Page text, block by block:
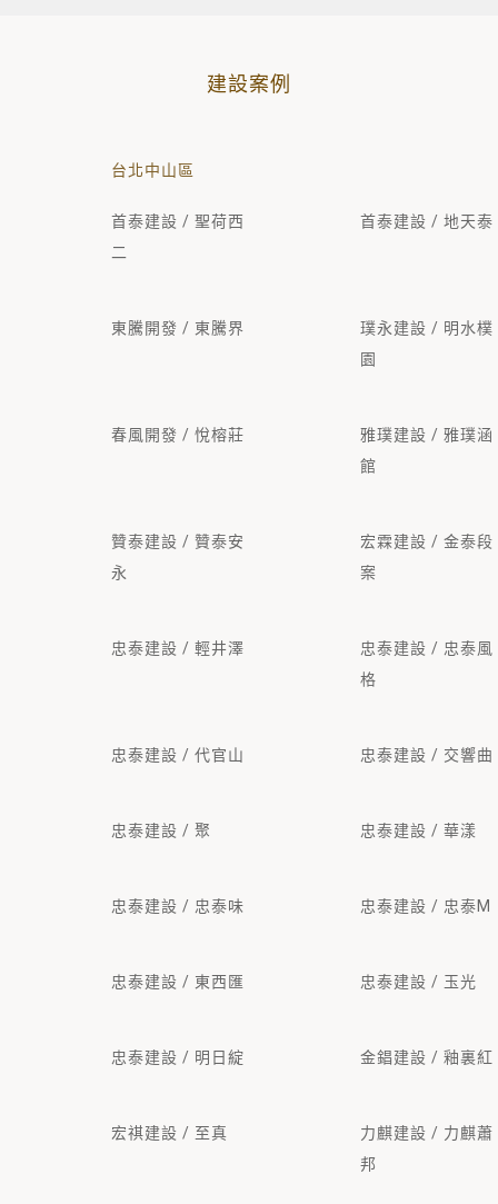
建設案例
台北中山區
首泰建設 / 聖荷西
二
首泰建設 / 地天泰
東騰開發 / 東騰界
璞永建設 / 明水樸
園
春風開發 / 悅榕莊
雅璞建設 / 雅璞涵
館
贊泰建設 / 贊泰安
永
宏霖建設 / 金泰段
案
忠泰建設 / 輕井澤
忠泰建設 / 忠泰風
格
忠泰建設 / 代官山 忠泰建設 / 交響曲
忠泰建設 / 聚 忠泰建設 / 華漾
忠泰建設 / 忠泰味 忠泰建設 / 忠泰M
忠泰建設 / 東西匯 忠泰建設 / 玉光
忠泰建設 / 明日綻 金錩建設 / 釉裏紅
宏祺建設 / 至真
力麒建設 / 力麒蕭
邦